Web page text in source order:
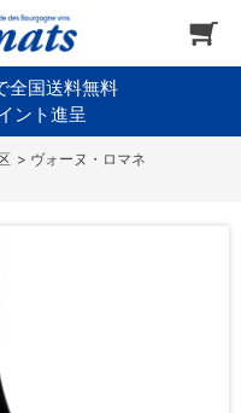
全国送料無料
ント進呈
> ヴォーヌ・ロマネ